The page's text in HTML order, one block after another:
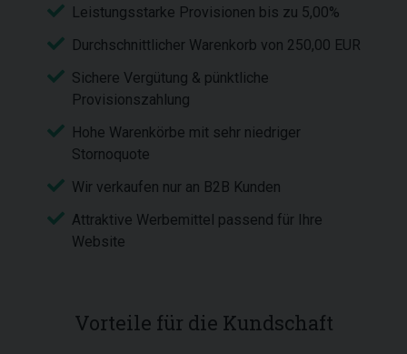
Leistungsstarke Provisionen bis zu 5,00%
Durchschnittlicher Warenkorb von 250,00 EUR
Sichere Vergütung & pünktliche
Provisionszahlung
Hohe Warenkörbe mit sehr niedriger
Stornoquote
Wir verkaufen nur an B2B Kunden
Attraktive Werbemittel passend für Ihre
Website
Vorteile für die Kundschaft